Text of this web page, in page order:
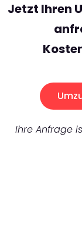
Jetzt Ihren
Ihre Anfrage